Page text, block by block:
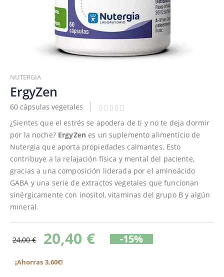
al
comienzo
de
la
galería
de
imágenes
NUTERGIA
ErgyZen
60 cápsulas vegetales
¿Sientes que el estrés se apodera de ti y no te deja dormir
por la noche? ErgyZen es un suplemento alimenticio de
Nutergia que aporta propiedades calmantes. Esto
contribuye a la relajación física y mental del paciente,
gracias a una composición liderada por el aminoácido
GABA y una serie de extractos vegetales que funcionan
sinérgicamente con inositol, vitaminas del grupo B y algún
mineral.
24,00 € 20,40 € -15%
¡Ahorras 3,60€!